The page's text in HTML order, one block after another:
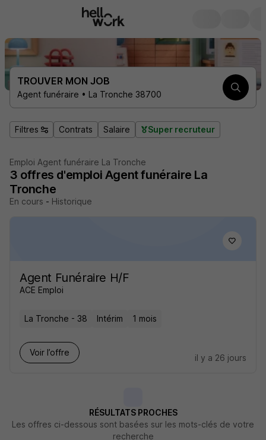
TROUVER MON JOB
Agent funéraire • La Tronche 38700
Filtres Contrats Salaire Super recruteur
Emploi Agent funéraire La Tronche
3 offres d'emploi Agent funéraire La
Tronche
En cours - Historique
Agent Funéraire H/F
ACE Emploi
La Tronche - 38 Intérim 1 mois
Voir l’offre
il y a 26 jours
RÉSULTATS PROCHES
Les offres ci-dessous sont basées sur les mots-clés de votre
recherche